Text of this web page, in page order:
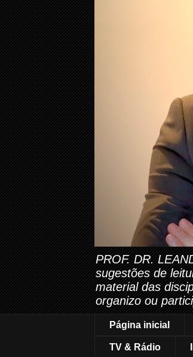
PROF. DR.
sugestões de
material das
organizo ou
Página inicial
TV & Rádio